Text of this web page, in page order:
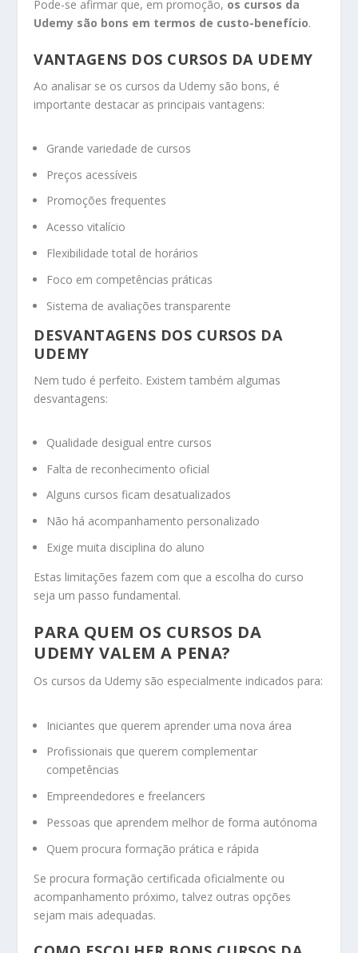
Pode-se afirmar que, em promoção, os cursos da
Udemy são bons em termos de custo-benefício.
VANTAGENS DOS CURSOS DA UDEMY
Ao analisar se os cursos da Udemy são bons, é
importante destacar as principais vantagens:
Grande variedade de cursos
Preços acessíveis
Promoções frequentes
Acesso vitalício
Flexibilidade total de horários
Foco em competências práticas
Sistema de avaliações transparente
DESVANTAGENS DOS CURSOS DA
UDEMY
Nem tudo é perfeito. Existem também algumas
desvantagens:
Qualidade desigual entre cursos
Falta de reconhecimento oficial
Alguns cursos ficam desatualizados
Não há acompanhamento personalizado
Exige muita disciplina do aluno
Estas limitações fazem com que a escolha do curso
seja um passo fundamental.
PARA QUEM OS CURSOS DA
UDEMY VALEM A PENA?
Os cursos da Udemy são especialmente indicados para:
Iniciantes que querem aprender uma nova área
Profissionais que querem complementar
competências
Empreendedores e freelancers
Pessoas que aprendem melhor de forma autónoma
Quem procura formação prática e rápida
Se procura formação certificada oficialmente ou
acompanhamento próximo, talvez outras opções
sejam mais adequadas.